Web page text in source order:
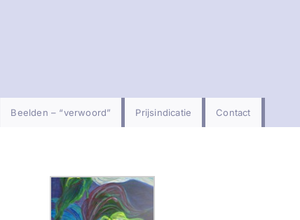
Beelden – “verwoord” Prijsindicatie Contact